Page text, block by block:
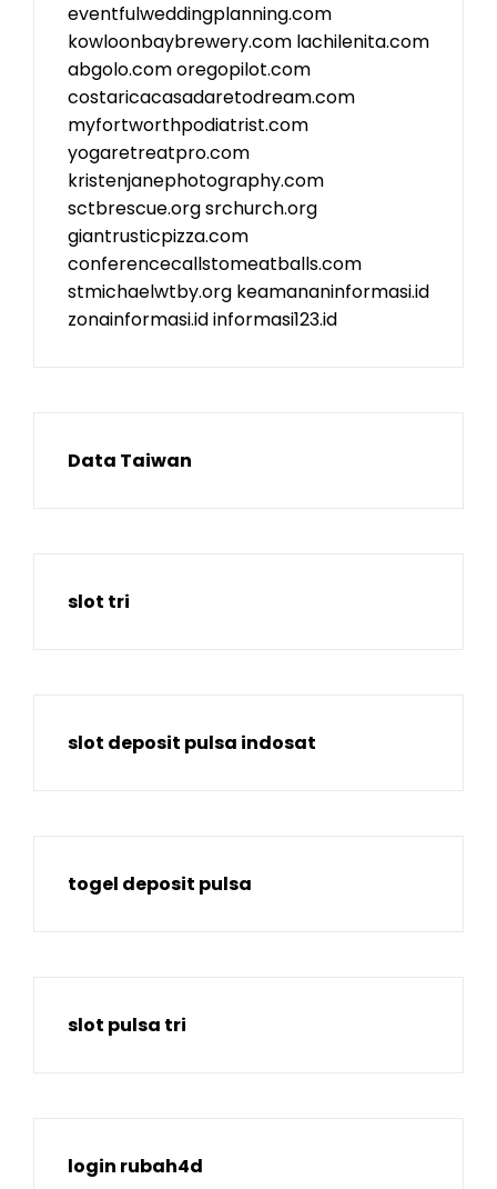
eventfulweddingplanning.com
kowloonbaybrewery.com lachilenita.com
abgolo.comoregopilot.com
costaricacasadaretodream.com
myfortworthpodiatrist.com
yogaretreatpro.com
kristenjanephotography.com
sctbrescue.orgsrchurch.org
giantrusticpizza.com
conferencecallstomeatballs.com
stmichaelwtby.org keamananinformasi.id
zonainformasi.idinformasi123.id
Data Taiwan
slot tri
slot deposit pulsa indosat
togel deposit pulsa
slot pulsa tri
login rubah4d